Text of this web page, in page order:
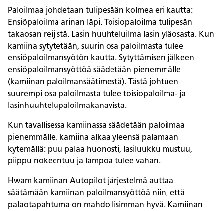
Paloilmaa johdetaan tulipesään kolmea eri kautta:
Ensiöpaloilma arinan läpi. Toisiopaloilma tulipesän
takaosan reijistä. Lasin huuhteluilma lasin yläosasta. Kun
kamiina sytytetään, suurin osa paloilmasta tulee
ensiöpaloilmansyötön kautta. Sytyttämisen jälkeen
ensiöpaloilmansyöttöä säädetään pienemmälle
(kamiinan paloilmansäätimestä). Tästä johtuen
suurempi osa paloilmasta tulee toisiopaloilma- ja
lasinhuuhtelupaloilmakanavista.
Kun tavallisessa kamiinassa säädetään paloilmaa
pienemmälle, kamiina alkaa yleensä palamaan
kytemällä: puu palaa huonosti, lasiluukku mustuu,
piippu nokeentuu ja lämpöä tulee vähän.
Hwam kamiinan Autopilot järjestelmä auttaa
säätämään kamiinan paloilmansyöttöä niin, että
palaotapahtuma on mahdollisimman hyvä. Kamiinan